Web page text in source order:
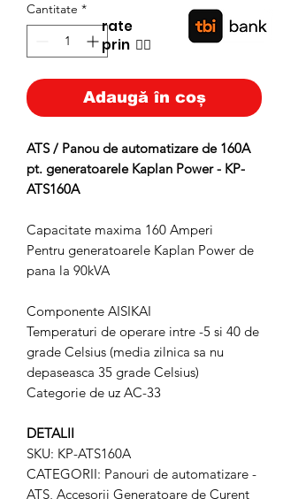
Cantitate *
Adaugă în coș
ATS / Panou de automatizare de 160A
pt. generatoarele Kaplan Power - KP-
ATS160A
Capacitate maxima 160 Amperi
Pentru generatoarele Kaplan Power de
pana la 90kVA
Componente AISIKAI
Temperaturi de operare intre -5 si 40 de
grade Celsius (media zilnica sa nu
depaseasca 35 grade Celsius)
Categorie de uz AC-33
DETALII
SKU: KP-ATS160A
CATEGORII: Panouri de automatizare -
ATS, Accesorii Generatoare de Curent
rate
prin 👉🏿